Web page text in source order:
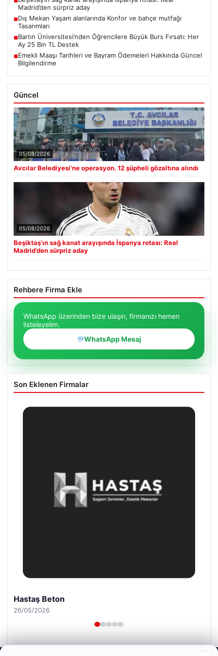
Madrid’den sürpriz aday
■Dış Mekan Yaşam alanlarında Konfor ve bahçe mutfağı
Tasarımları
■Bartın Üniversitesi’nden Öğrencilere Büyük Burs Fırsatı: Her
Ay 25 Bin TL Destek
■Emekli Maaşı Tarihleri ve Bayram Ödemeleri Hakkında Güncel
Bilgilendirme
Güncel
05/08/2026
Avcılar Belediyesi’ne operasyon. 12 şüpheli gözaltına alındı
05/08/2026
Beşiktaş’ın sağ kanat arayışında İspanya rotası: Real
Madrid’den sürpriz aday
Rehbere Firma Ekle
WhatsApp üzerinden bize ulaşın, firmanızı hemen
listeleyelim.
WhatsApp Mesaj
Son Eklenen Firmalar
Hastaş Beton
26/05/2026